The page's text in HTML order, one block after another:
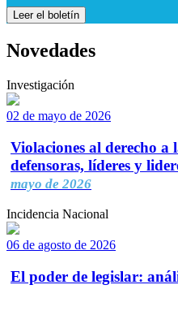
Leer el boletín
Novedades
Investigación
02 de mayo de 2026
Violaciones al derecho a
defensoras, líderes y
mayo de 2026
Incidencia Nacional
06 de agosto de 2026
El poder de legislar: